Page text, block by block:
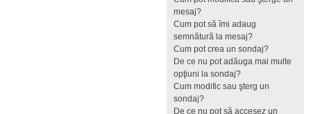
mesaj?
Cum pot să îmi adaug
semnătură la mesaj?
Cum pot crea un sondaj?
De ce nu pot adăuga mai multe
opţiuni la sondaj?
Cum modific sau şterg un
sondaj?
De ce nu pot să accesez un